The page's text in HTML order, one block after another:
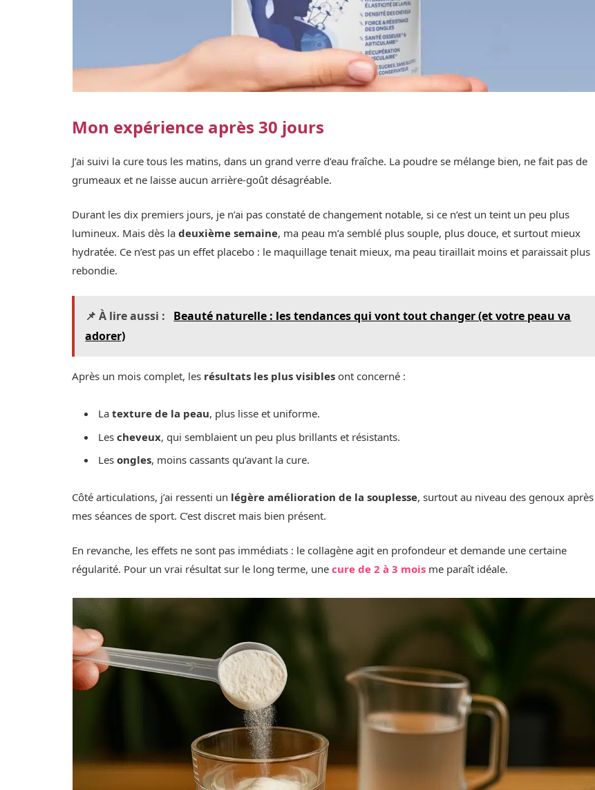
Mon expérience après 30 jours
J’ai suivi la cure tous les matins, dans un grand verre d’eau fraîche. La poudre se mélange bien, ne fait pas de
grumeaux et ne laisse aucun arrière-goût désagréable.
Durant les dix premiers jours, je n’ai pas constaté de changement notable, si ce n’est un teint un peu plus
lumineux. Mais dès ladeuxième semaine, ma peau m’a semblé plus souple, plus douce, et surtout mieux
hydratée. Ce n’est pas un effet placebo : le maquillage tenait mieux, ma peau tiraillait moins et paraissait plus
rebondie.
📌 À lire aussi :
Beauté naturelle : les tendances qui vont tout changer (et votre peau va
adorer)
Après un mois complet, les résultats les plus visibles ont concerné :
Latexture de la peau, plus lisse et uniforme.
Lescheveux, qui semblaient un peu plus brillants et résistants.
Lesongles, moins cassants qu’avant la cure.
Côté articulations, j’ai ressenti un légère amélioration de la souplesse, surtout au niveau des genoux après
mes séances de sport. C’est discret mais bien présent.
En revanche, les effets ne sont pas immédiats : le collagène agit en profondeur et demande une certaine
régularité. Pour un vrai résultat sur le long terme, unecure de 2 à 3 mois me paraît idéale.